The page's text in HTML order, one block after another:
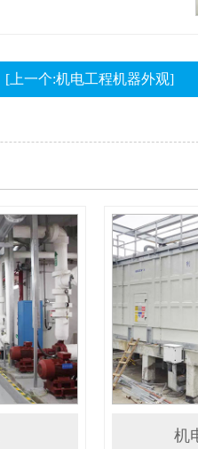
[上一个:机电工程机器外观]
机